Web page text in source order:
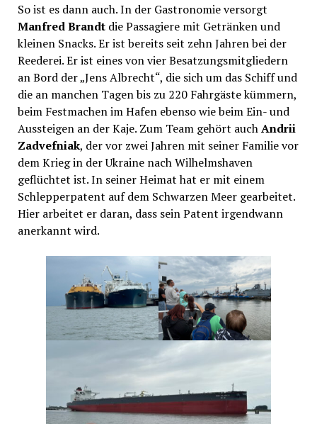
So ist es dann auch. In der Gastronomie versorgt
Manfred Brandt die Passagiere mit Getränken und
kleinen Snacks. Er ist bereits seit zehn Jahren bei der
Reederei. Er ist eines von vier Besatzungsmitgliedern
an Bord der „Jens Albrecht“, die sich um das Schiff und
die an manchen Tagen bis zu 220 Fahrgäste kümmern,
beim Festmachen im Hafen ebenso wie beim Ein- und
Aussteigen an der Kaje. Zum Team gehört auchAndrii
Zadvefniak, der vor zwei Jahren mit seiner Familie vor
dem Krieg in der Ukraine nach Wilhelmshaven
geflüchtet ist. In seiner Heimat hat er mit einem
Schlepperpatent auf dem Schwarzen Meer gearbeitet.
Hier arbeitet er daran, dass sein Patent irgendwann
anerkannt wird.